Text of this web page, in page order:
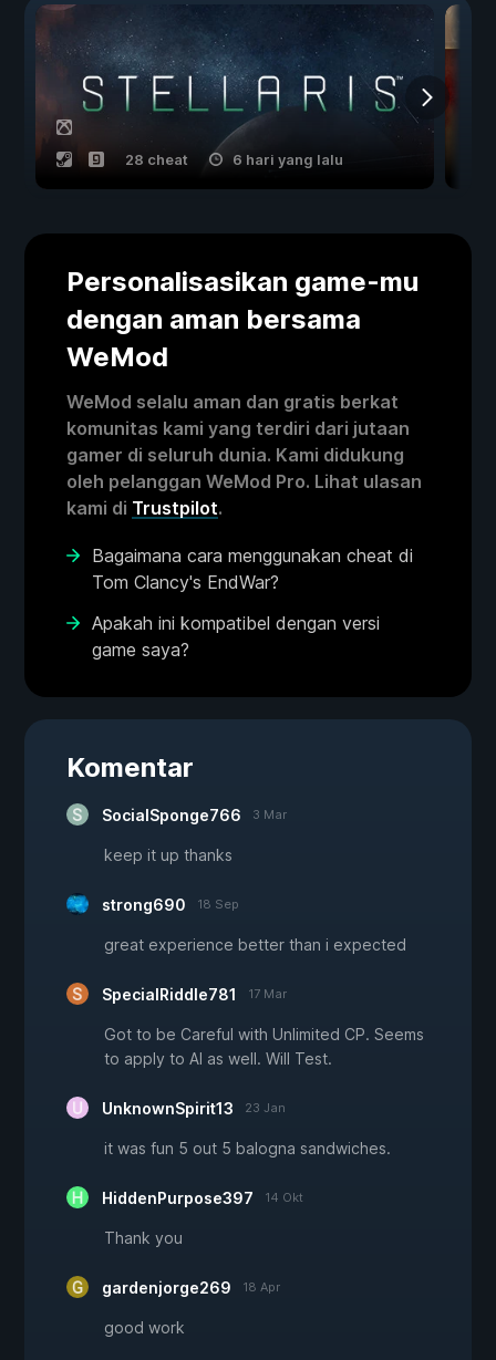
28 cheat 6 hari yang lalu
Personalisasikan game-mu
dengan aman bersama
WeMod
WeMod selalu aman dan gratis berkat
komunitas kami yang terdiri dari jutaan
gamer di seluruh dunia. Kami didukung
oleh pelanggan WeMod Pro. Lihat ulasan
kami di Trustpilot.
Bagaimana cara menggunakan cheat di
Tom Clancy's EndWar?
Apakah ini kompatibel dengan versi
game saya?
Komentar
SocialSponge766 3 Mar
keep it up thanks
strong690 18 Sep
great experience better than i expected
SpecialRiddle781 17 Mar
Got to be Careful with Unlimited CP. Seems
to apply to AI as well. Will Test.
UnknownSpirit13 23 Jan
it was fun 5 out 5 balogna sandwiches.
HiddenPurpose397 14 Okt
Thank you
gardenjorge269 18 Apr
good work